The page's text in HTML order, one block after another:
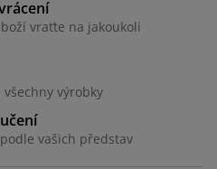
vraťte na jakoukoli
výrobky
vašich představ